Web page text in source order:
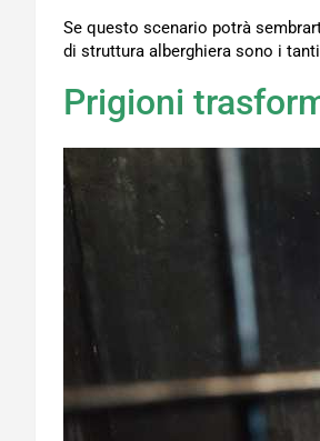
Se questo scenario potrà
di struttura alberghiera sono i
Prigioni